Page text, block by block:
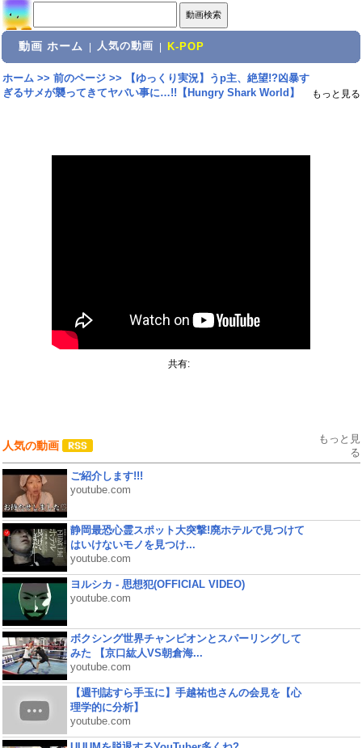
動画 ホーム 人気の動画 K-POP
ホーム>> 前のページ>>
【ゆっくり実況】うp主、絶望!?凶暴す
ぎるサメが襲ってきてヤバい事に…!!【Hungry Shark World】
もっと見る
共有:
人気の動画
もっと見
る
ご紹介します!!!
youtube.com
静岡最恐心霊スポット大突撃!廃ホテルで見つけて
はいけないモノを見つけ...
youtube.com
ヨルシカ - 思想犯(OFFICIAL VIDEO)
youtube.com
ボクシング世界チャンピオンとスパーリングして
みた 【京口紘人VS朝倉海...
youtube.com
【週刊誌すら手玉に】手越祐也さんの会見を【心
理学的に分析】
youtube.com